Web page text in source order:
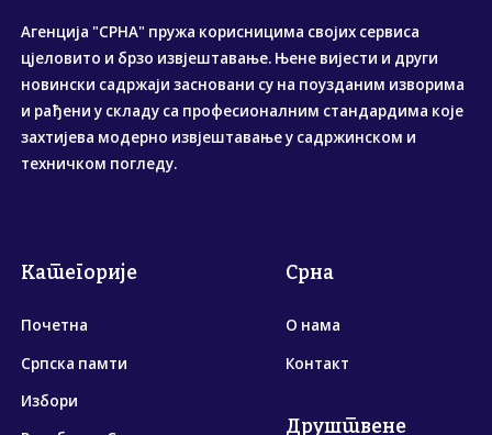
Агенција "СРНА" пружа корисницима својих сервиса
цјеловито и брзо извјештавање. Њене вијести и други
новински садржаји засновани су на поузданим изворима
и рађени у складу са професионалним стандардима које
захтијева модерно извјештавање у садржинском и
техничком погледу.
Категорије
Почетна
Српска памти
Избори
Срна
О нама
Контакт
Друштвене